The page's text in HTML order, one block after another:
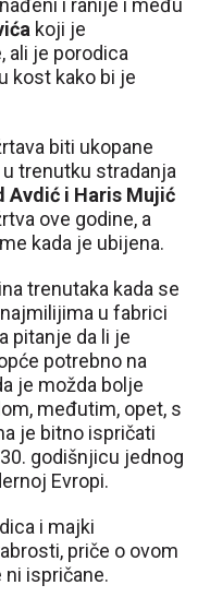
koji je
ali je porodica
kost kako bi je
biti ukopane
trenutku stradanja
Avdić i Haris Mujić
ove godine, a
kada je ubijena.
trenutaka kada se
u fabrici
pitanje da li je
potrebno na
je možda bolje
međutim, opet, s
je bitno ispričati
godišnjicu jednog
Evropi.
i majki
priče o ovom
ispričane.